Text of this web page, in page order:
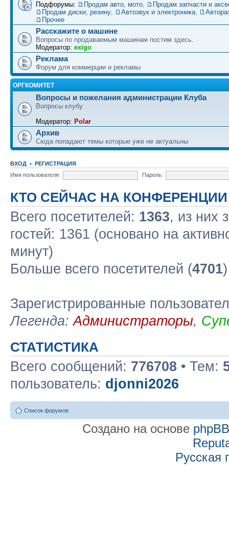
Подфорумы: Продам авто, мото,
Продам запчасти и
Продам диски, резину, Автозвук и электроника,
Прочее
Расскажите о машине
Вопросы по продаваемым машинам постим здесь.
Модератор: exigo
Реклама
Форум для коммерции и рекламы
ОРГКОМИТЕТ
Вопросы и пожелания администрации Клуба
Вопросы клубу
Модератор: Polar
Архив
Сюда попадают темы которые уже не актуальны
ВХОД • РЕГИСТРАЦИЯ
Имя пользователя:
Пароль:
КТО СЕЙЧАС НА КОНФЕРЕНЦИИ
Всего посетителей: 1363, из них
гостей: 1361 (основано на
минут)
Больше всего посетителей (4701
Зарегистрированные
Легенда:Администраторы,
СТАТИСТИКА
Всего сообщений: 776708 • Тем:
пользователь: djonni2026
Список форумов
Создано на основе phpBB
Русская